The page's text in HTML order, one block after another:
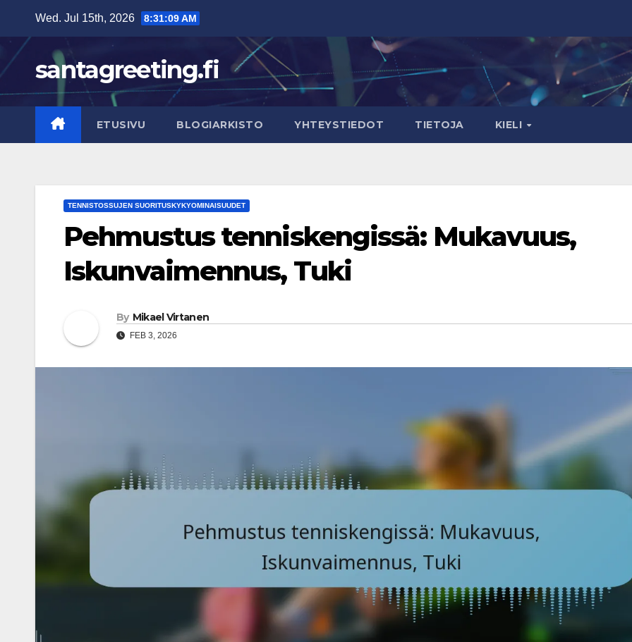
content
Wed. Jul 15th, 2026 8:31:10 AM
santagreeting.fi
ETUSIVU BLOGIARKISTO YHTEYSTIEDOT TIETOJA KIELI
TENNISTOSSUJEN SUORITUSKYKYOMINAISUUDET
Pehmustus tenniskengissä: Mukavuus,
Iskunvaimennus, Tuki
By Mikael Virtanen
FEB 3, 2026